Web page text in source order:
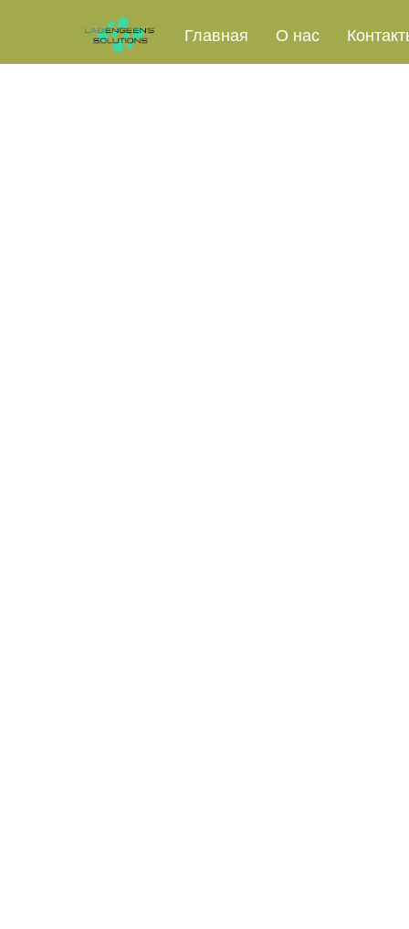
Назад к списку Главная О нас